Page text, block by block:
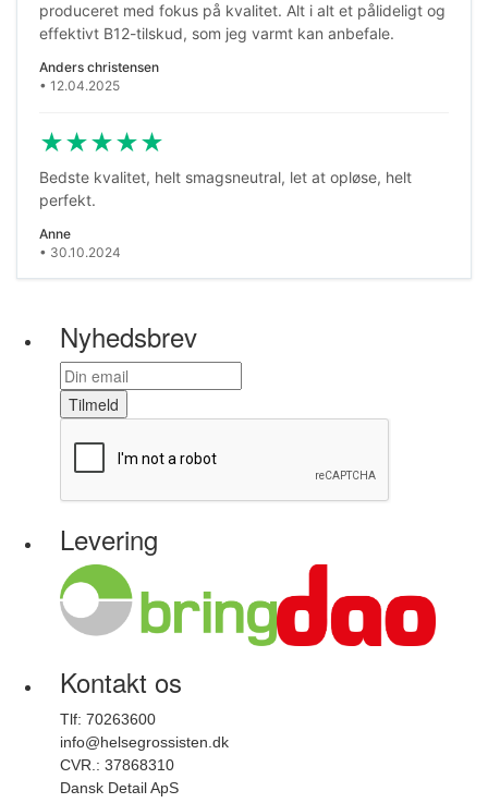
produceret med fokus på kvalitet. Alt i alt et pålideligt og
effektivt B12-tilskud, som jeg varmt kan anbefale.
Anders christensen
• 12.04.2025
★★★★★
Bedste kvalitet, helt smagsneutral, let at opløse, helt
perfekt.
Anne
• 30.10.2024
Nyhedsbrev
Tilmeld
Levering
Kontakt os
Tlf: 70263600
info@helsegrossisten.dk
CVR.: 37868310
Dansk Detail ApS